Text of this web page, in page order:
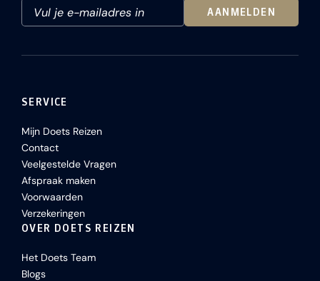
AANMELDEN
SERVICE
Mijn Doets Reizen
Contact
Veelgestelde Vragen
Afspraak maken
Voorwaarden
Verzekeringen
OVER DOETS REIZEN
Het Doets Team
Blogs